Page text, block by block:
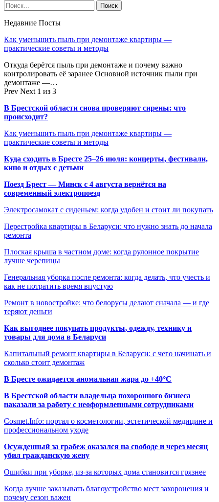
Недавние Посты
Как уменьшить пыль при демонтаже квартиры —
практические советы и методы
Откуда берётся пыль при демонтаже и почему важно
контролировать её заранее Основной источник пыли при
демонтаже —…
Prev Next 1 из 3
В Брестской области снова проверяют сирены: что
происходит?
Как уменьшить пыль при демонтаже квартиры —
практические советы и методы
Куда сходить в Бресте 25–26 июля: концерты, фестивали,
кино и отдых с детьми
Поезд Брест — Минск с 4 августа вернётся на
современный электропоезд
Электросамокат с сиденьем: когда удобен и стоит ли покупать
Перестройка квартиры в Беларуси: что нужно знать до начала
ремонта
Плоская крыша в частном доме: когда рулонное покрытие
лучше черепицы
Генеральная уборка после ремонта: когда делать, что учесть и
как не потратить время впустую
Ремонт в новостройке: что белорусы делают сначала — и где
теряют деньги
Как выгоднее покупать продукты, одежду, технику и
товары для дома в Беларуси
Капитальный ремонт квартиры в Беларуси: с чего начинать и
сколько стоит демонтаж
В Бресте ожидается аномальная жара до +40°C
В Брестской области владельца похоронного бизнеса
наказали за работу с неоформленными сотрудниками
Cosmet.Info: портал о косметологии, эстетической медицине и
профессиональном уходе
Осужденный за грабеж оказался на свободе и через месяц
убил гражданскую жену
Ошибки при уборке, из-за которых дома становится грязнее
Когда лучше заказывать благоустройство мест захоронения и
почему сезон важен